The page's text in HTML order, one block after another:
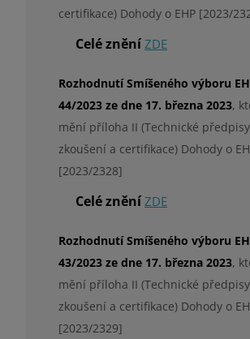
certifikace) Dohody o EHP [2023/
Celé zněníZDE
Rozhodnutí Smíšeného výboru
44/2023 ze dne 17. března 2023,
mění příloha II (Technické
zkoušení a certifikace) Dohody o
[2023/2328]
Celé zněníZDE
Rozhodnutí Smíšeného výboru
43/2023 ze dne 17. března 2023,
mění příloha II (Technické
zkoušení a certifikace) Dohody o
[2023/2329]